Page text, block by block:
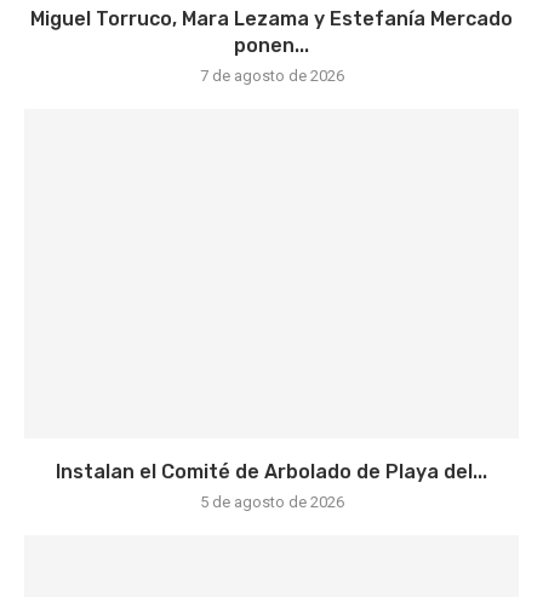
Miguel Torruco, Mara Lezama y Estefanía Mercado
ponen...
7 de agosto de 2026
Instalan el Comité de Arbolado de Playa del...
5 de agosto de 2026